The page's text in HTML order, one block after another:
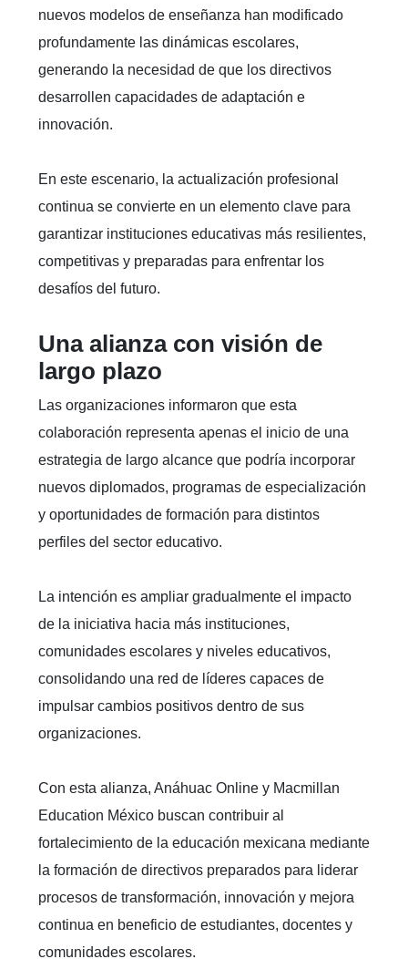
nuevos modelos de enseñanza han modificado
profundamente las dinámicas escolares,
generando la necesidad de que los directivos
desarrollen capacidades de adaptación e
innovación.
En este escenario, la actualización profesional
continua se convierte en un elemento clave para
garantizar instituciones educativas más resilientes,
competitivas y preparadas para enfrentar los
desafíos del futuro.
Una alianza con visión de
largo plazo
Las organizaciones informaron que esta
colaboración representa apenas el inicio de una
estrategia de largo alcance que podría incorporar
nuevos diplomados, programas de especialización
y oportunidades de formación para distintos
perfiles del sector educativo.
La intención es ampliar gradualmente el impacto
de la iniciativa hacia más instituciones,
comunidades escolares y niveles educativos,
consolidando una red de líderes capaces de
impulsar cambios positivos dentro de sus
organizaciones.
Con esta alianza, Anáhuac Online y Macmillan
Education México buscan contribuir al
fortalecimiento de la educación mexicana mediante
la formación de directivos preparados para liderar
procesos de transformación, innovación y mejora
continua en beneficio de estudiantes, docentes y
comunidades escolares.